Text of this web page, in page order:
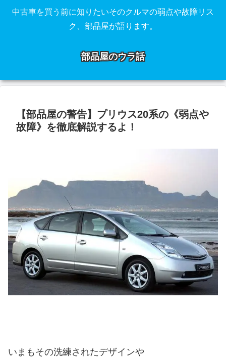
中古車を買う前に知りたいそのクルマの弱点や故障リス
ク、部品屋が語ります。
部品屋のウラ話
【部品屋の警告】プリウス20系の《弱点や
故障》を徹底解説するよ！
いまもその洗練されたデザインや